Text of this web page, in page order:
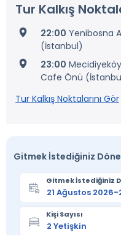
Tur Kalkış
22:00 Yenibosna
(İstanbul)
23:00
Cafe Önü
Tur Kalkış Noktalarını Gör
Gitmek İstediğiniz
Gitmek İstediğiniz
Kişi Sayısı